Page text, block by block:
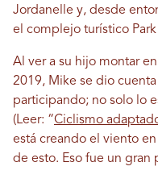
Jordanelle y, desde
el complejo turístico
Al ver a su hijo montar
2019, Mike se dio
participando; no solo lo
(Leer: “Ciclismo
está creando el viento
de esto. Eso fue un gran